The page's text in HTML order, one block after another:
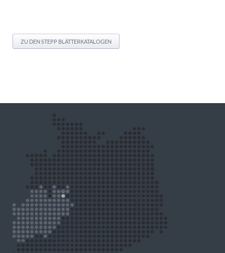
ZU DEN STEPP BLÄTTERKATALOGEN